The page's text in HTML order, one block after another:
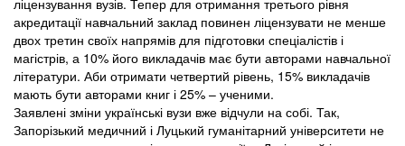
ліцензування вузів. Тепер для отримання третього рівня
акредитації навчальний заклад повинен ліцензувати не менше
двох третин своїх напрямів для підготовки спеціалістів і
магістрів, а 10% його викладачів має бути авторами навчальної
літератури. Аби отримати четвертий рівень, 15% викладачів
мають бути авторами книг і 25% – ученими.
Заявлені зміни українські вузи вже відчули на собі. Так,
Запорізький медичний і Луцький гуманітарний університети не